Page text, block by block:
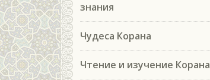
знания
Чудеса Корана
Чтение и изучение Корана